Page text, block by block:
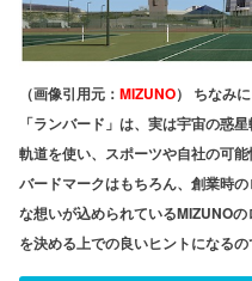
（画像引用元： MIZUNO） ちなみ
「ランバード」は、実は宇宙の惑
軌道を使い、スポーツや自社の可
バードマークはもちろん、創業時
な想いが込められているMIZUNO
を決める上での良いヒントになるの